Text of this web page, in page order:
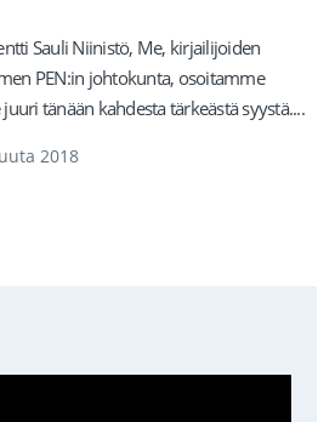
Sauli Niinistö, Me, kirjailijoiden
PEN:in johtokunta, osoitamme
tänään kahdesta tärkeästä syystä....
2018